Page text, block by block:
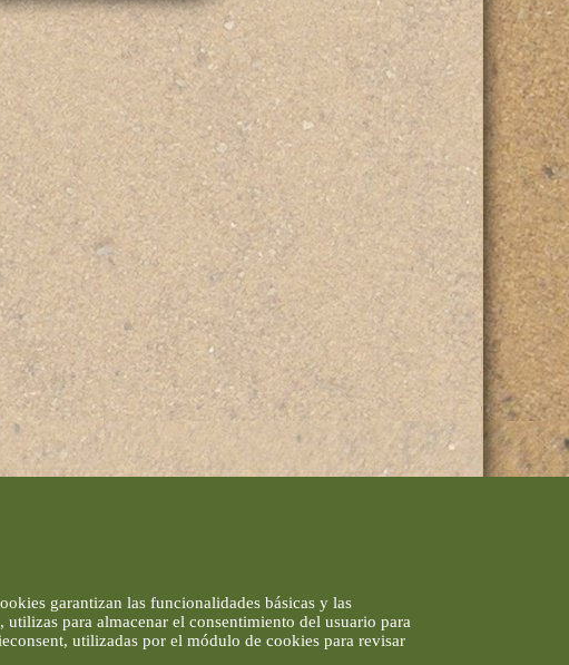
garantizan las funcionalidades básicas y las
para almacenar el consentimiento del usuario para
utilizadas por el módulo de cookies para revisar